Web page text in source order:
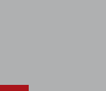
pentru polizare,
automat pentru